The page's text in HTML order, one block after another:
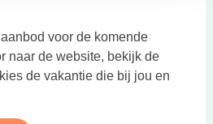
voor de komende
naar de website, bekijk de
de vakantie die bij jou en